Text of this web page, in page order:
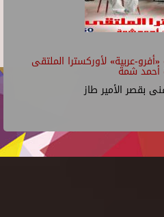
عربية» لأوركسترا الملتقى
أحمد شمة
بقصر الأمير طاز